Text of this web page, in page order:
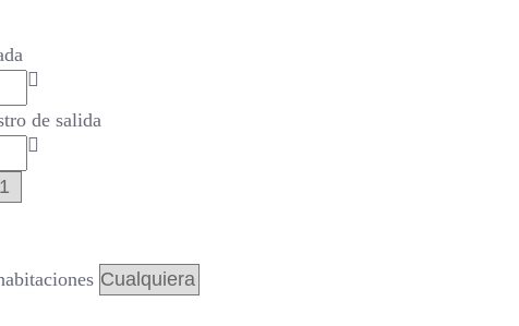
de salida